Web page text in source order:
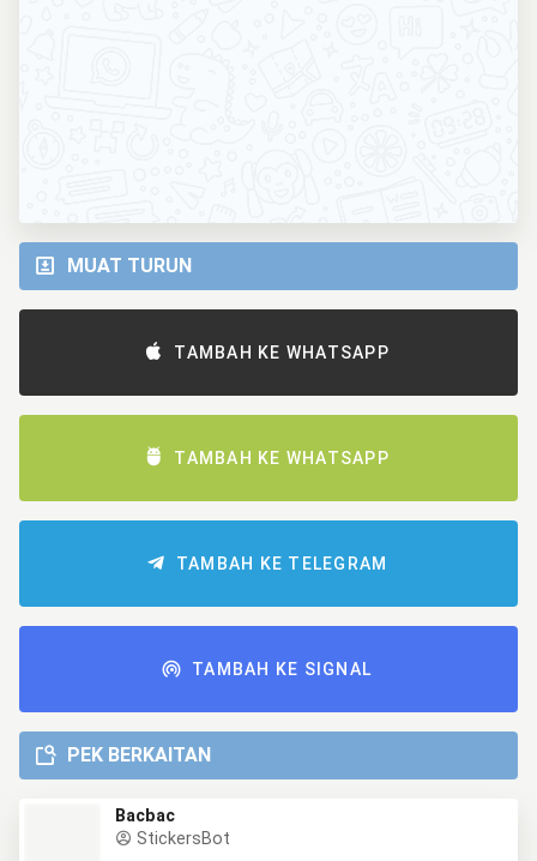
MUAT TURUN
TAMBAH KE WHATSAPP
TAMBAH KE WHATSAPP
TAMBAH KE TELEGRAM
TAMBAH KE SIGNAL
PEK BERKAITAN
Bacbac
StickersBot